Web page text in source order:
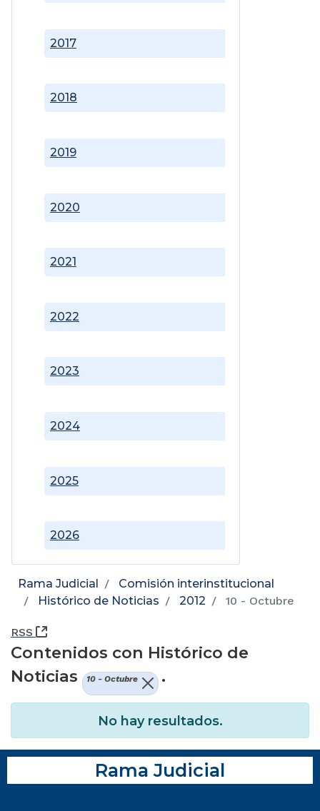
2017
2018
2019
2020
2021
2022
2023
2024
2025
2026
Rama Judicial
Comisión interinstitucional
Histórico de Noticias
2012 10 - Octubre
RSS (Abre una nueva ventana)
Contenidos con Histórico de
Noticias
10 - Octubre .
No hay resultados.
Rama Judicial